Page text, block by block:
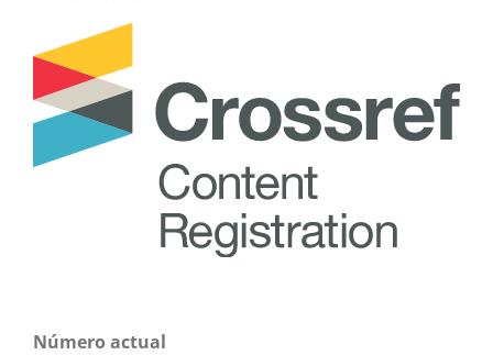
Número actual